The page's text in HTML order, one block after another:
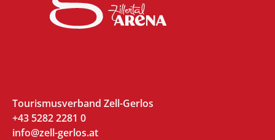
Tourismusverband Zell-Gerlos
+43 5282 2281 0
info@zell-gerlos.at